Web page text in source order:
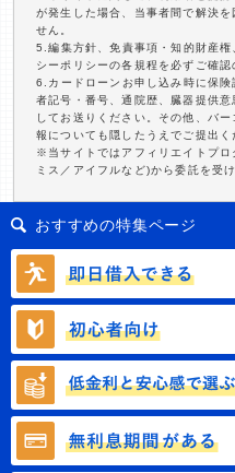
が発生した場合、当事者間で解決
せん。
5.編集方針、免責事項・知的財産
シーポリシーの各規程を必ずご確
6.カードローンお申し込み時に保
者記号・番号、通院歴、臓器提供
してお送りください。その他、バ
報についても隠したうえでご提出く
※当サイトではアフィリエイトプロ
ミス／アイフルなど)から委託を受
おすすめの特集ページ